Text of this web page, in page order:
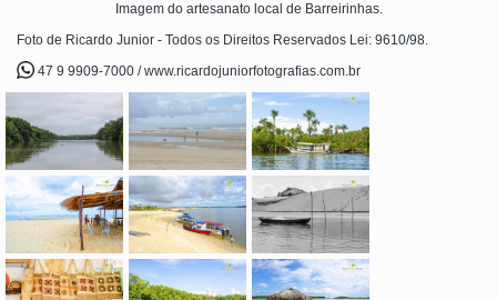
Imagem do artesanato local de Barreirinhas.
Foto de Ricardo Junior - Todos os Direitos Reservados Lei: 9610/98.
47 9 9909-7000 / www.ricardojuniorfotografias.com.br